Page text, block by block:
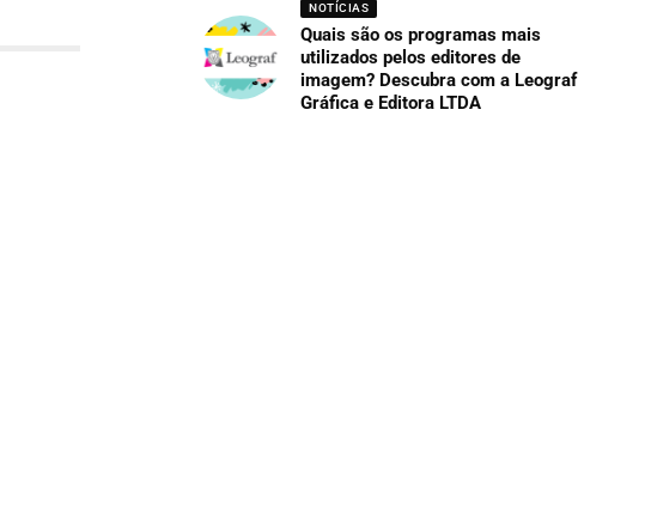
NOTÍCIAS
Quais são os programas mais
utilizados pelos editores de
imagem? Descubra com a Leograf
Gráfica e Editora LTDA